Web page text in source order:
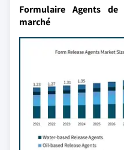
Formulaire Agents
marché